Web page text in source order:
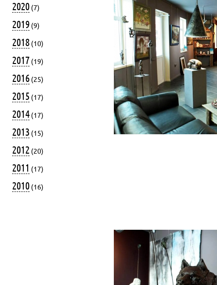
2020 (7)
2019 (9)
2018 (10)
2017 (19)
2016 (25)
2015 (17)
2014 (17)
2013 (15)
2012 (20)
2011 (17)
2010 (16)